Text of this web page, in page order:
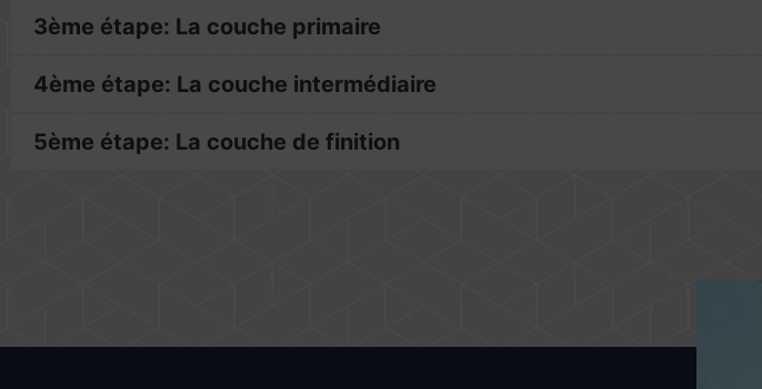
3ème étape: La couche primaire
4ème étape: La couche intermédiaire
5ème étape: La couche de finition